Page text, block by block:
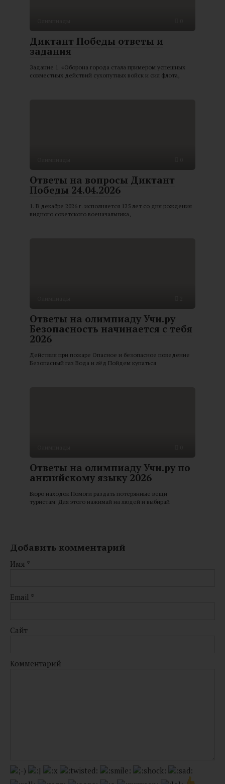
Диктант Победы ответы и
задания
Задание 1. «Оборона города стала примером успешных
совместных действий сухопутных войск и сил флота,
Ответы на вопросы Диктант
Победы 24.04.2026
1. В декабре 2026 г. исполняется 125 лет со дня рождения
видного советского военачальника,
Ответы на олимпиаду Учи.ру
Безопасность начинается с тебя
2026
Действия при пожаре Опасное и безопасное поведение
Безопасный газ Вода и лёд Пойдем купаться
Ответы на олимпиаду Учи.ру по
английскому языку 2026
Бюро находок Помоги раздать потерянные вещи
туристам. Для этого нажимай на людей и выбирай
Добавить комментарий
Имя *
Email *
Сайт
Комментарий